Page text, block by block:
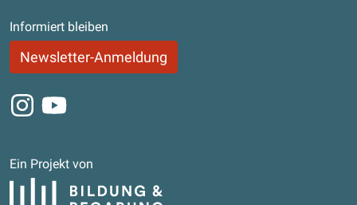
Informiert bleiben
Newsletter-Anmeldung
Instagram
Youtube
Ein Projekt von
Bildung und Begabung